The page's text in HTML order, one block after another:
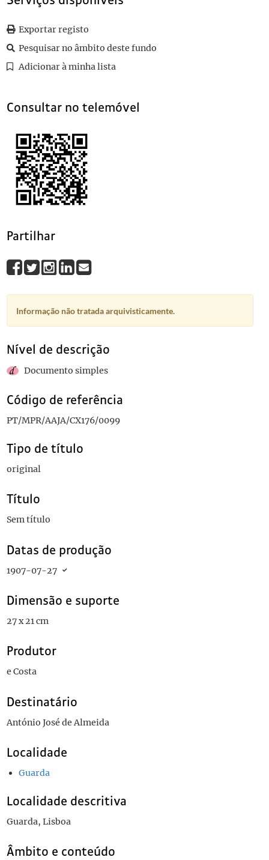
0101 Sem título 1907-07-18
Exportar registo
Pesquisar no âmbito deste fundo
Adicionar à minha lista
Consultar no telemóvel
Partilhar
Informação não tratada arquivisticamente.
Nível de descrição
Documento simples
Código de referência
PT/MPR/AAJA/CX176/0099
Tipo de título
original
Título
Sem título
Datas de produção
1907-07-27
Dimensão e suporte
27 x 21 cm
Produtor
e Costa
Destinatário
António José de Almeida
Localidade
Guarda
Localidade descritiva
Guarda, Lisboa
Âmbito e conteúdo